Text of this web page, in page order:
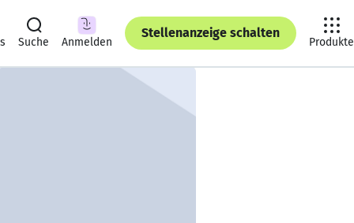
Suche Anmelden
Stellenanzeige schalten
Produkte